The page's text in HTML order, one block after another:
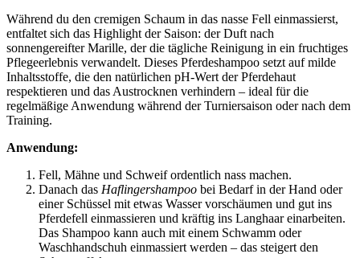
Während du den cremigen Schaum in das nasse Fell einmassierst,
entfaltet sich das Highlight der Saison: der Duft nach
sonnengereifter Marille, der die tägliche Reinigung in ein fruchtiges
Pflegeerlebnis verwandelt. Dieses Pferdeshampoo setzt auf milde
Inhaltsstoffe, die den natürlichen pH-Wert der Pferdehaut
respektieren und das Austrocknen verhindern – ideal für die
regelmäßige Anwendung während der Turniersaison oder nach dem
Training.
Anwendung:
Fell, Mähne und Schweif ordentlich nass machen.
Danach das Haflingershampoo bei Bedarf in der Hand oder
einer Schüssel mit etwas Wasser vorschäumen und gut ins
Pferdefell einmassieren und kräftig ins Langhaar einarbeiten.
Das Shampoo kann auch mit einem Schwamm oder
Waschhandschuh einmassiert werden – das steigert den